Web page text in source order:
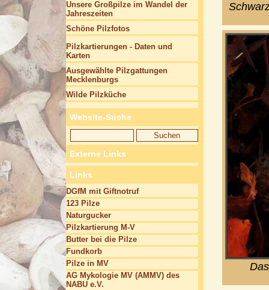
Unsere Großpilze im Wandel der
Jahreszeiten
Schöne Pilzfotos
Pilzkartierungen - Daten und
Karten
Ausgewählte Pilzgattungen
Mecklenburgs
Wilde Pilzküche
Website-Suche
Externe Links
Links
DGfM mit Giftnotruf
123 Pilze
Naturgucker
Pilzkartierung M-V
Butter bei die Pilze
Fundkorb
Pilze in MV
AG Mykologie MV (AMMV) des
NABU e.V.